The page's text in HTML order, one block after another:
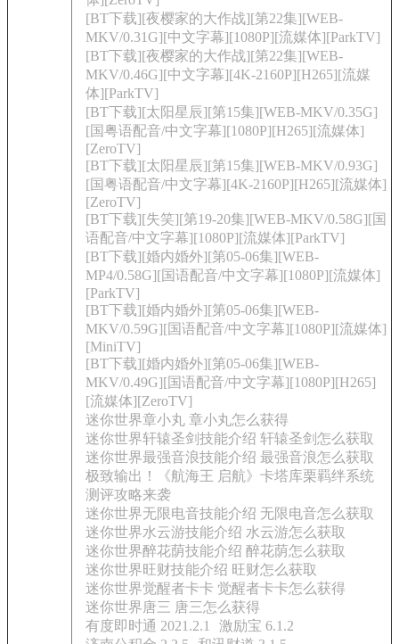
[BT下载][夜樱家的大作战][第22集][WEB-
MKV/0.31G][中文字幕][1080P][流媒体][ParkTV]
[BT下载][夜樱家的大作战][第22集][WEB-
MKV/0.46G][中文字幕][4K-2160P][H265][流媒
体][ParkTV]
[BT下载][太阳星辰][第15集][WEB-MKV/0.35G]
[国粤语配音/中文字幕][1080P][H265][流媒体]
[ZeroTV]
[BT下载][太阳星辰][第15集][WEB-MKV/0.93G]
[国粤语配音/中文字幕][4K-2160P][H265][流媒体]
[ZeroTV]
[BT下载][失笑][第19-20集][WEB-MKV/0.58G][国
语配音/中文字幕][1080P][流媒体][ParkTV]
[BT下载][婚内婚外][第05-06集][WEB-
MP4/0.58G][国语配音/中文字幕][1080P][流媒体]
[ParkTV]
[BT下载][婚内婚外][第05-06集][WEB-
MKV/0.59G][国语配音/中文字幕][1080P][流媒体]
[MiniTV]
[BT下载][婚内婚外][第05-06集][WEB-
MKV/0.49G][国语配音/中文字幕][1080P][H265]
[流媒体][ZeroTV]
迷你世界章小丸 章小丸怎么获得
迷你世界轩辕圣剑技能介绍 轩辕圣剑怎么获取
迷你世界最强音浪技能介绍 最强音浪怎么获取
极致输出！《航海王 启航》卡塔库栗羁绊系统
测评攻略来袭
迷你世界无限电音技能介绍 无限电音怎么获取
迷你世界水云游技能介绍 水云游怎么获取
迷你世界醉花荫技能介绍 醉花荫怎么获取
迷你世界旺财技能介绍 旺财怎么获取
迷你世界觉醒者卡卡 觉醒者卡卡怎么获得
迷你世界唐三 唐三怎么获得
有度即时通 2021.2.1
激励宝 6.1.2